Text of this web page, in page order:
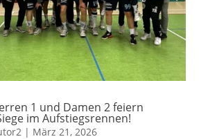
1 und Damen 2 feiern
im Aufstiegsrennen!
| März 21, 2026